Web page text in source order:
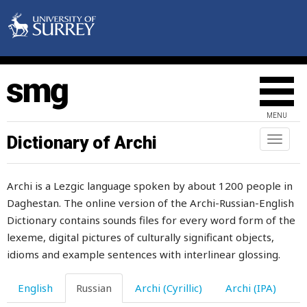
MENU
Toggle
Dictionary of Archi
Archi is a Lezgic language spoken by about 1200 people in
Daghestan. The online version of the Archi-Russian-English
Dictionary contains sounds files for every word form of the
lexeme, digital pictures of culturally significant objects,
idioms and example sentences with interlinear glossing.
English Russian Archi (Cyrillic) Archi (IPA)
гипс
главный
гладкий
глаз
гланды
глина
глиняный